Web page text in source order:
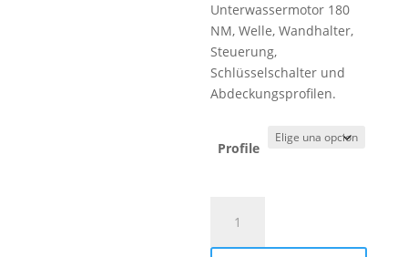
Unterwassermotor 180
NM, Welle, Wandhalter,
Steuerung,
Schlüsselschalter und
Abdeckungsprofilen.
Profile
Becken